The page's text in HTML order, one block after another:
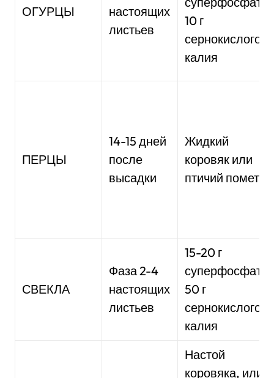
ОГУРЦЫ
настоящих
листьев
10 г
сернокислого
калия
ПЕРЦЫ
14-15 дней
после
высадки
Жидкий
коровяк или
птичий помет
СВЕКЛА
Фаза 2-4
настоящих
листьев
15-20 г
суперфосфата,
50 г
сернокислого
калия
Настой
коровяка, или